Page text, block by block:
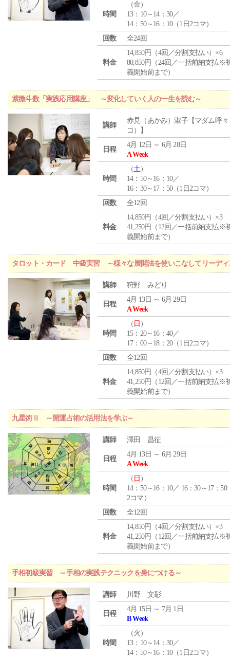
時間
（金）
13：10～14：30／
14：50～16：10（1日2コマ）
回数
全24回
料金
14,850円（4回／分割支払い）×6
80,850円（24回／一括前納支払※
義開始前まで）
紫微斗数「実践応用講座」 ～変化していく人の一生を読む～
講師
赤見（あかみ）淑子【マダム呼々
コ）】
日程
4月 12日 ～ 6月 28日
A Week
時間
（土）
14：50～16：10／
16：30～17：50（1日2コマ）
回数
全12回
料金
14,850円（4回／分割支払い）×3
41,250円（12回／一括前納支払※
義開始前まで）
タロット・カード 中級実習 ～様々な展開法を使いこなしてリーディ
講師 狩野 みどり
日程
4月 13日 ～ 6月 29日
A Week
時間
（ 日 ）
15：20～16：40／
17：00～18：20（1日2コマ）
回数
全12回
料金
14,850円（4回／分割支払い）×3
41,250円（12回／一括前納支払※
義開始前まで）
九星術Ⅱ ～開運占術の活用法を学ぶ～
講師 澤田 昌征
日程
4月 13日 ～ 6月 29日
A Week
時間
（ 日 ）
14：50～16：10／ 16：30～17：50
2コマ）
回数
全12回
料金
14,850円（4回／分割支払い）×3
41,250円（12回／一括前納支払※
義開始前まで）
手相初級実習 ～手相の実践テクニックを身につける～
講師 川野 文彰
日程
4月 15日 ～ 7月 1日
B Week
時間
（火 ）
13：10～14：30／
14：50～16：10（1日2コマ）